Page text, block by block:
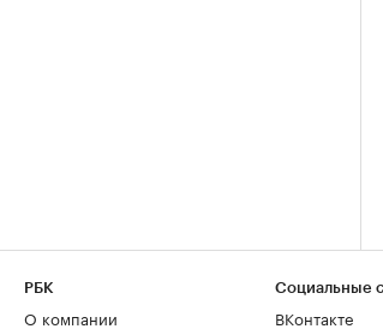
РБК
О компании
Социальные
ВКонтакте